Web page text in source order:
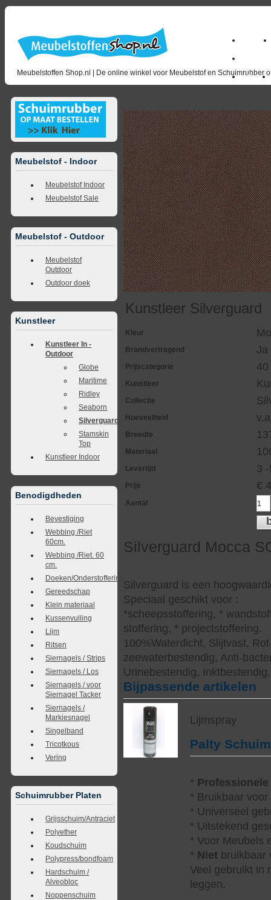
Meubelstoffen Shop.nl | De online winkel voor Meubelstof en Schuimrubber
Home
Outlet
Meubelstof - Indoor
Meubelstof Indoor
Meubelstof Sale
Meubelstof - Outdoor
Meubelstof
Outdoor
Outdoor doek
Kunstleer
Kunstleer In -
Outdoor
Globe
Maritime
Ridley
Seaborn
Silverguard
Stamskin
Top
Kunstleer Indoor
Benodigdheden
Bevestiging
Webbing /Riet
60cm.
Webbing /Riet. 60
cm.
Doeken/Onderstoffering
Gereedschap
Klein materiaal
Kussenvulling
Lijm
Ritsen
Siernagels / Strips
Siernagels / Los
Siernagels / voor
Siernagel Tacker
Siernagels /
Markiesnagel
Singelband
Tricotkous
Vering
Schuimrubber Platen
Grijsschuim/Antraciet
Polyether
Koudschuim
Polypress/bondfoam
Hardschuim /
Alveobloc
Noppenschuim
Kunstleer Silverguard
Kleur
Brandvertragend Ja
Prijscategorie
Kunstleer
Collectie
Hoeveelheid
Breedte
Materiaal
Levertijd 3
Prijs €
Aantal
Silverguard Mocca
Silverguard is een
Speciaal geschikt voor :
*scheepsstoffering, *
stoffering, * projectstoffering.
100%Waterdicht, Slijtvast,
zeewaterbestendig, Anti-
Urinebestendig,
Bijpassende artikelen
Lijmspray
Palty
* Professionele
* Bruikbaar
* Universeel
* Uitstekend
* Voor Meubels
* Niet bruikbaar
Veel gebruikt in
leggen.